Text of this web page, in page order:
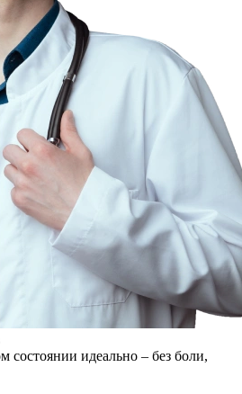
состоянии идеально – без боли,